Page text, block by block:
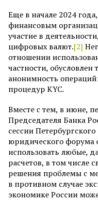
Еще в начале 2024
финансовым
участие в
цифровых валют.[2]
отношении
частности,
анонимность
процедур KYC.
Вместе с тем, в июне,
Председателя Банка
сессии
юридического форума
использовать любые,
расчетов, в том числе
решения проблемы с
в противном случае
экономике России